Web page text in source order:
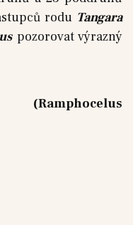
rodu Tangara
pozorovat výrazný
(Ramphocelus